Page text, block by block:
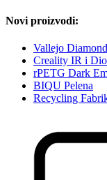
Novi proizvodi:
Vallejo
Creality IR i
rPETG Dark
BIQU Pelena
Recycling